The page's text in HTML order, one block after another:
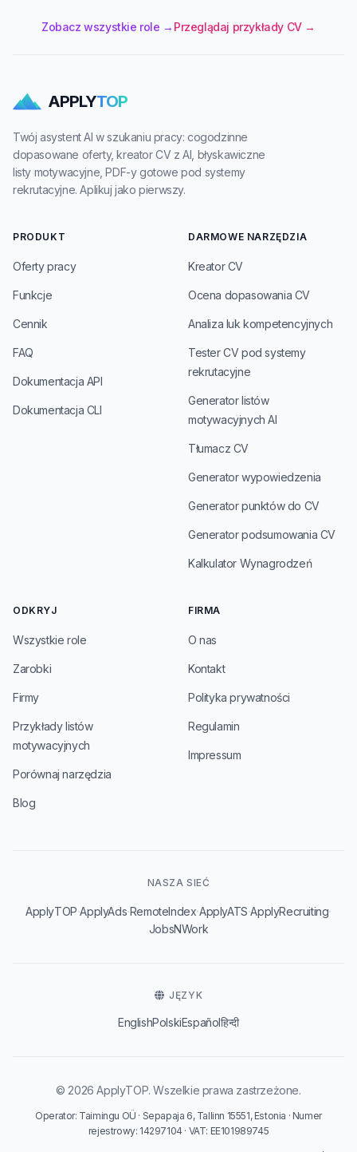
Zobacz wszystkie role → Przeglądaj przykłady CV →
APPLYTOP
Twój asystent AI w szukaniu pracy: cogodzinne
dopasowane oferty, kreator CV z AI, błyskawiczne
listy motywacyjne, PDF-y gotowe pod systemy
rekrutacyjne. Aplikuj jako pierwszy.
PRODUKT
Oferty pracy
Funkcje
Cennik
FAQ
Dokumentacja API
Dokumentacja CLI
DARMOWE NARZĘDZIA
Kreator CV
Ocena dopasowania CV
Analiza luk kompetencyjnych
Tester CV pod systemy
rekrutacyjne
Generator listów
motywacyjnych AI
Tłumacz CV
Generator wypowiedzenia
Generator punktów do CV
Generator podsumowania CV
Kalkulator Wynagrodzeń
ODKRYJ
Wszystkie role
Zarobki
Firmy
Przykłady listów
motywacyjnych
Porównaj narzędzia
Blog
FIRMA
O nas
Kontakt
Polityka prywatności
Regulamin
Impressum
NASZA SIEĆ
ApplyTOP·ApplyAds·RemoteIndex·ApplyATS·ApplyRecruiting·
JobsNWork
JĘZYK
EnglishPolskiEspañolहिन्दी
© 2026 ApplyTOP. Wszelkie prawa zastrzeżone.
Operator: Taimingu OÜ · Sepapaja 6, Tallinn 15551, Estonia · Numer
rejestrowy: 14297104 · VAT: EE101989745